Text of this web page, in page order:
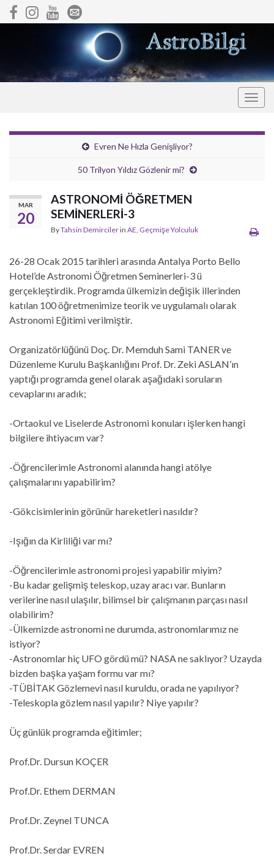
Evren Ne Hızla Genişliyor?
50 Trilyon Yıldız Gözlenir mi?
MAR
20
ASTRONOMİ ÖĞRETMEN
SEMİNERLERİ-3
ByTahsin Demircilerin AE Geçmişe Yolculuk
26-28 Ocak 2015 tarihleri arasında Antalya Porto Bello
Hotel’de Astronomi Öğretmen Seminerleri-3 ü
gerçekleştirdik. Programda ülkemizin değişik illerinden
katılan 100 öğretmenimize teorik ve uygulamalı olarak
Astronomi Eğitimi verilmiştir.
Organizatörlüğünü Doç. Dr. Memduh Sami TANER ve
Düzenleme Kurulu Başkanlığını Prof. Dr. Zeki ASLAN’ın
yaptığı programda genel olarak aşağıdaki soruların
cevaplarını aradık;
-Ortaokul ve Liselerde Astronomi konuları işlerken hangi
bilgilere ihtiyacım var?
-Öğrencilerimle Astronomi alanında hangi atölye
çalışmalarını yapabilirim?
-Gökcisimlerinin görünür hareketleri nasıldır?
-Işığın da Kirliliği var mı?
-Öğrencilerimle astronomi projesi yapabilir miyim?
-Bu kadar gelişmiş teleskop, uzay aracı var. Bunların
verilerine nasıl ulaşılır, bilimsel bir çalışmanın parçası nasıl
olabilirim?
-Ülkemizde astronomi ne durumda, astronomlarımız ne
istiyor?
-Astronomlar hiç UFO gördü mü? NASA ne saklıyor? Uzayda
bizden başka yaşam formu var mı?
-TÜBİTAK Gözlemevi nasıl kuruldu, orada ne yapılıyor?
-Teleskopla gözlem nasıl yapılır? Niye yapılır?
Üç günlük programda eğitimler;
Prof.Dr. Dursun KOÇER
Prof.Dr. Ethem DERMAN
Prof.Dr. Zeynel TUNCA
Prof.Dr. Serdar EVREN